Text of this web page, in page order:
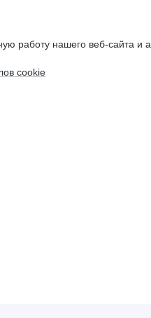
работу нашего веб-сайта и
cookie